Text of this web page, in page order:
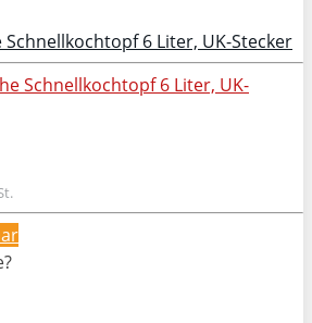
6 Liter, UK-Stecker